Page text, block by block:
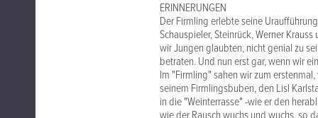
ERINNERUNGEN
Der Firmling erlebte seine
Schauspieler, Steinrück, Werner
wir Jungen glaubten, nicht genial zu
betraten. Und nun erst gar, wenn wir
Im "Firmling" sahen wir zum
seinem Firmlingsbuben, den Lisl
in die "Weinterrasse" -wie er den